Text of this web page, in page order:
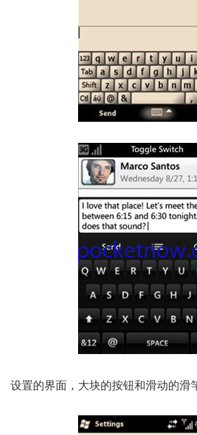
设置的界面，大块的按钮和滑动的滑